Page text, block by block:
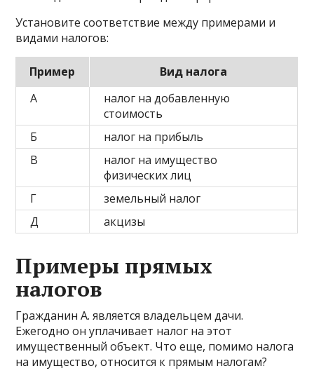
Установите соответствие между примерами и
видами налогов:
Пример
Вид налога
А
налог на добавленную
стоимость
Б
налог на прибыль
В
налог на имущество
физических лиц
Г
земельный налог
Д
акцизы
Примеры прямых
налогов
Гражданин А. является владельцем дачи.
Ежегодно он уплачивает налог на этот
имущественный объект. Что еще, помимо налога
на имущество, относится к прямым налогам?